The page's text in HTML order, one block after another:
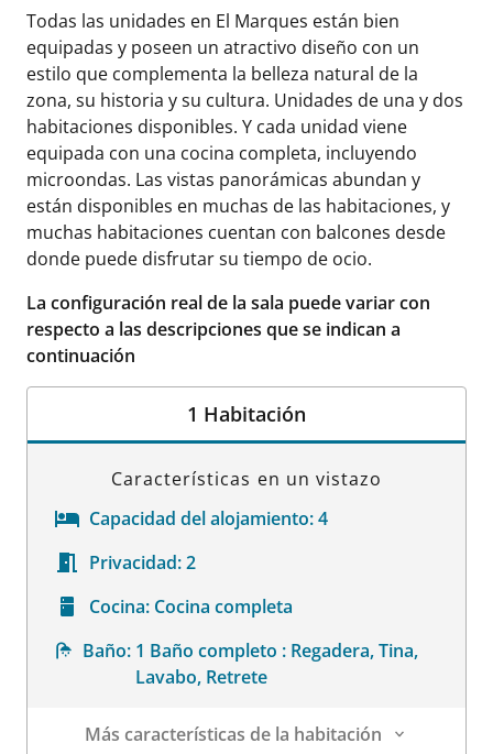
Todas las unidades en El Marques están bien
equipadas y poseen un atractivo diseño con un
estilo que complementa la belleza natural de la
zona, su historia y su cultura. Unidades de una y dos
habitaciones disponibles. Y cada unidad viene
equipada con una cocina completa, incluyendo
microondas. Las vistas panorámicas abundan y
están disponibles en muchas de las habitaciones, y
muchas habitaciones cuentan con balcones desde
donde puede disfrutar su tiempo de ocio.
La configuración real de la sala puede variar con
respecto a las descripciones que se indican a
continuación
1 Habitación
Características en un vistazo
Capacidad del alojamiento:4
Privacidad:2
Cocina: Cocina completa
Baño: 1 Baño completo : Regadera, Tina,
Lavabo, Retrete
Más características de la habitación